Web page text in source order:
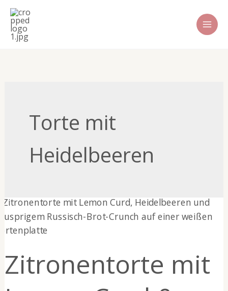
Zum
Inhalt
springen
Torte mit
Heidelbeeren
Zitronentorte mit
Zitronentorte
mit
Lemon
&
Russisch-